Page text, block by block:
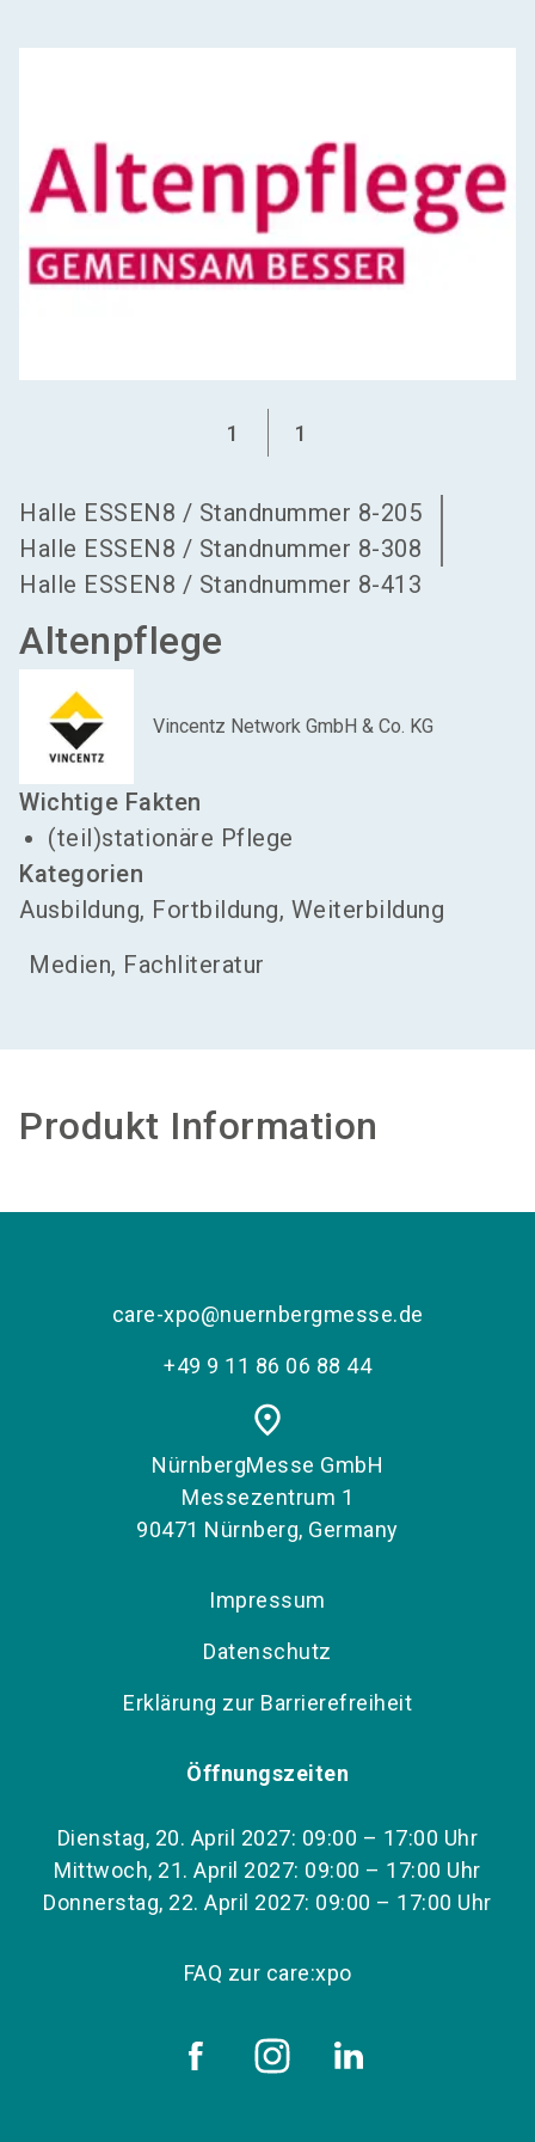
1 1
Halle ESSEN8 / Standnummer 8-205
Halle ESSEN8 / Standnummer 8-308
Halle ESSEN8 / Standnummer 8-413
Altenpflege
Vincentz Network GmbH & Co. KG
Wichtige Fakten
(teil)stationäre Pflege
Kategorien
Ausbildung, Fortbildung, Weiterbildung
Medien, Fachliteratur
Produkt Information
care-xpo@nuernbergmesse.de
+49 9 11 86 06 88 44
place
NürnbergMesse GmbH
Messezentrum 1
90471 Nürnberg, Germany
Impressum
Datenschutz
Erklärung zur Barrierefreiheit
Öffnungszeiten
Dienstag, 20. April 2027: 09:00 – 17:00 Uhr
Mittwoch, 21. April 2027: 09:00 – 17:00 Uhr
Donnerstag, 22. April 2027: 09:00 – 17:00 Uhr
FAQ zur care:xpo